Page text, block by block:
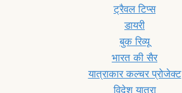
ट्रैवल टिप्स
डायरी
बुक रिव्यू
भारत की सैर
यात्राकार कल्चर प्रोजेक्ट
विदेश यात्रा